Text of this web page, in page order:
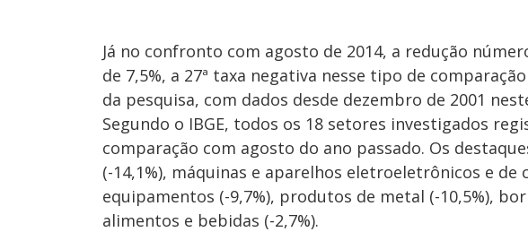
Já no confronto com agosto de 2014, a redução
de 7,5%, a 27ª taxa negativa nesse tipo de
da pesquisa, com dados desde dezembro de 2001
Segundo o IBGE, todos os 18 setores investigados
comparação com agosto do ano passado. Os
(-14,1%), máquinas e aparelhos eletroeletrônicos e de
equipamentos (-9,7%), produtos de metal (-10,5%),
alimentos e bebidas (-2,7%).